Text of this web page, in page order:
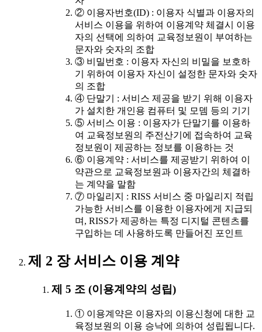
② 이용자번호(ID) : 이용자 식별과 이용자의
서비스 이용을 위하여 이용계약 체결시 이용
자의 선택에 의하여 교육정보원이 부여하는
문자와 숫자의 조합
③ 비밀번호 : 이용자 자신의 비밀을 보호하
기 위하여 이용자 자신이 설정한 문자와 숫자
의 조합
④ 단말기 : 서비스 제공을 받기 위해 이용자
가 설치한 개인용 컴퓨터 및 모뎀 등의 기기
⑤ 서비스 이용 : 이용자가 단말기를 이용하
여 교육정보원의 주전산기에 접속하여 교육
정보원이 제공하는 정보를 이용하는 것
⑥ 이용계약 : 서비스를 제공받기 위하여 이
약관으로 교육정보원과 이용자간의 체결하
는 계약을 말함
⑦ 마일리지 : RISS 서비스 중 마일리지 적립
가능한 서비스를 이용한 이용자에게 지급되
며, RISS가 제공하는 특정 디지털 콘텐츠를
구입하는 데 사용하도록 만들어진 포인트
제 2 장 서비스 이용 계약
제 5 조 (이용계약의 성립)
① 이용계약은 이용자의 이용신청에 대한 교
육정보원의 이용 승낙에 의하여 성립됩니다.